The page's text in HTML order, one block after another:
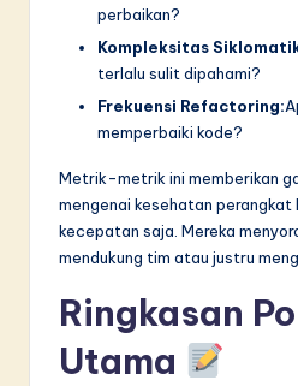
perbaikan?
Kompleksitas
terlalu sulit dipahami?
Frekuensi Refactoring:
memperbaiki kode?
Metrik-metrik ini memberikan
mengenai kesehatan perangkat
kecepatan saja. Mereka
mendukung tim atau justru
Ringkasan
Utama